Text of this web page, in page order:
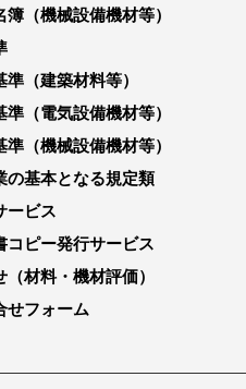
簿（機械設備機材等）
準（建築材料等）
準（電気設備機材等）
準（機械設備機材等）
の基本となる規定類
ービス
コピー発行サービス
（材料・機材評価）
せフォーム